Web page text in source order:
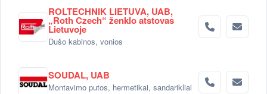
ROLTECHNIK LIETUVA, UAB,
„Roth Czech“ ženklo atstovas
Lietuvoje
Dušo kabinos, vonios
SOUDAL, UAB
Montavimo putos, hermetikai, sandarikliai